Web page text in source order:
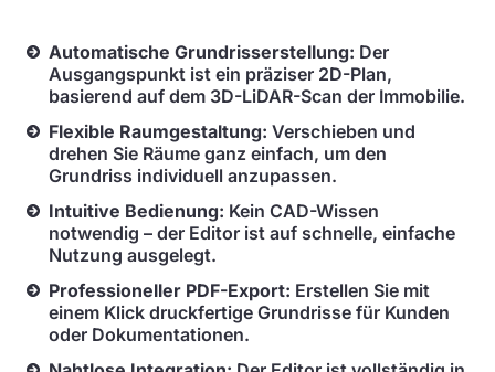
Automatische Grundrisserstellung: Der
Ausgangspunkt ist ein präziser 2D-Plan,
basierend auf dem 3D-LiDAR-Scan der Immobilie.
Flexible Raumgestaltung: Verschieben und
drehen Sie Räume ganz einfach, um den
Grundriss individuell anzupassen.
Intuitive Bedienung: Kein CAD-Wissen
notwendig – der Editor ist auf schnelle, einfache
Nutzung ausgelegt.
Professioneller PDF-Export: Erstellen Sie mit
einem Klick druckfertige Grundrisse für Kunden
oder Dokumentationen.